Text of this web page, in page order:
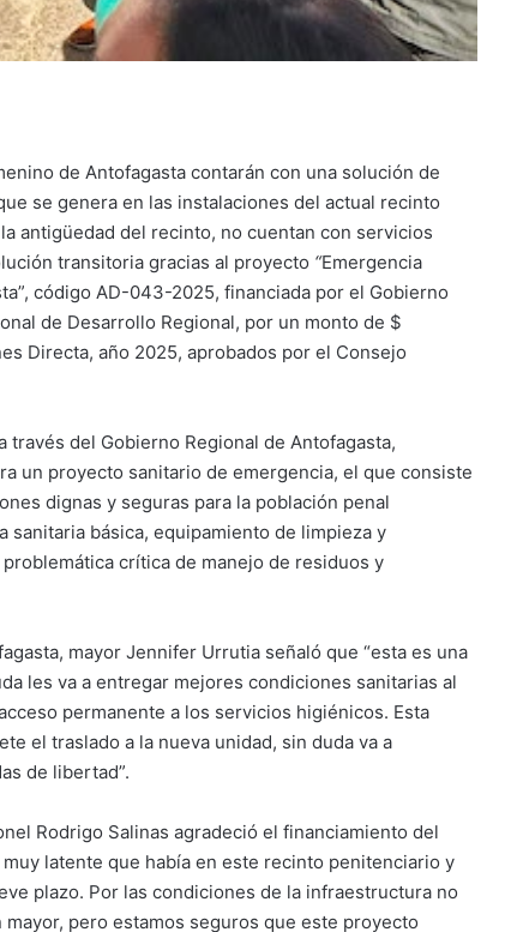
de Antofagasta contarán con una solución de
se genera en las instalaciones del actual recinto
antigüedad del recinto, no cuentan con servicios
transitoria gracias al proyecto “Emergencia
código AD-043-2025, financiada por el Gobierno
de Desarrollo Regional, por un monto de $
Directa, año 2025, aprobados por el Consejo
del Gobierno Regional de Antofagasta,
un proyecto sanitario de emergencia, el que consiste
dignas y seguras para la población penal
básica, equipamiento de limpieza y
crítica de manejo de residuos y
mayor Jennifer Urrutia señaló que “esta es una
les va a entregar mejores condiciones sanitarias al
permanente a los servicios higiénicos. Esta
el traslado a la nueva unidad, sin duda va a
de libertad”.
Rodrigo Salinas agradeció el financiamiento del
latente que había en este recinto penitenciario y
plazo. Por las condiciones de la infraestructura no
pero estamos seguros que este proyecto